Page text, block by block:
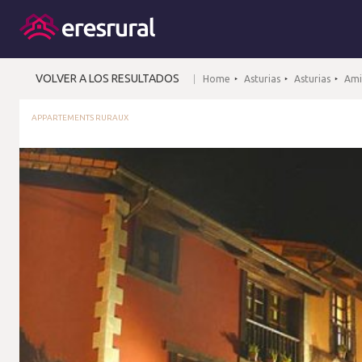
VOLVER A LOS RESULTADOS Home Asturias Asturias
APPARTEMENTS RURAUX